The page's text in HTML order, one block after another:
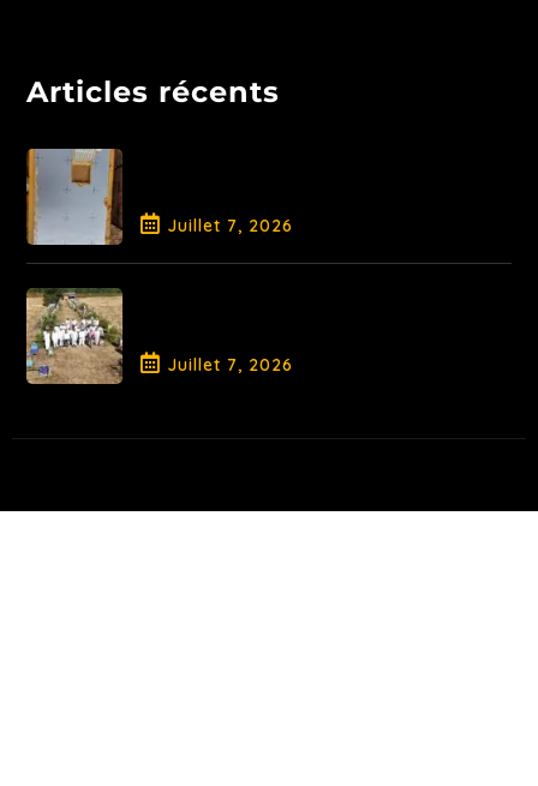
Articles récents
Juillet 7, 2026
Juillet 7, 2026